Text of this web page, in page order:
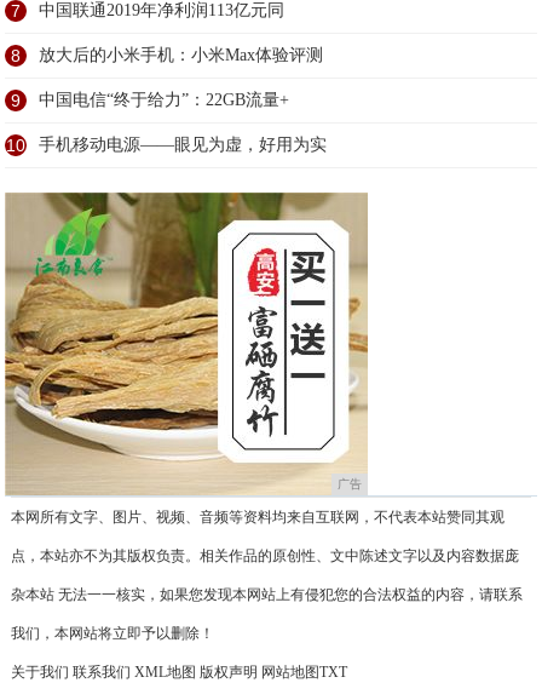
7 中国联通2019年净利润113亿元同
8 放大后的小米手机：小米Max体验评测
9 中国电信“终于给力”：22GB流量+
10 手机移动电源——眼见为虚，好用为实
广告
本网所有文字、图片、视频、音频等资料均来自互联网，不代表本站赞同其观
点，本站亦不为其版权负责。相关作品的原创性、文中陈述文字以及内容数据庞
杂本站 无法一一核实，如果您发现本网站上有侵犯您的合法权益的内容，请联系
我们，本网站将立即予以删除！
关于我们 联系我们 XML地图 版权声明 网站地图TXT